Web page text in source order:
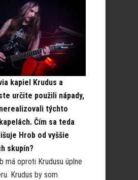
kapiel Krudus a
určite použili nápady,
týchto
Čím sa teda
Hrob od vyššie
skupín?
má oproti Krudusu úplne
Krudus by som